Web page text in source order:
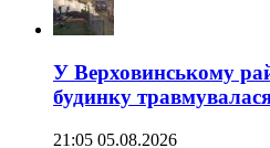
У Верховинському
будинку
21:05 05.08.2026